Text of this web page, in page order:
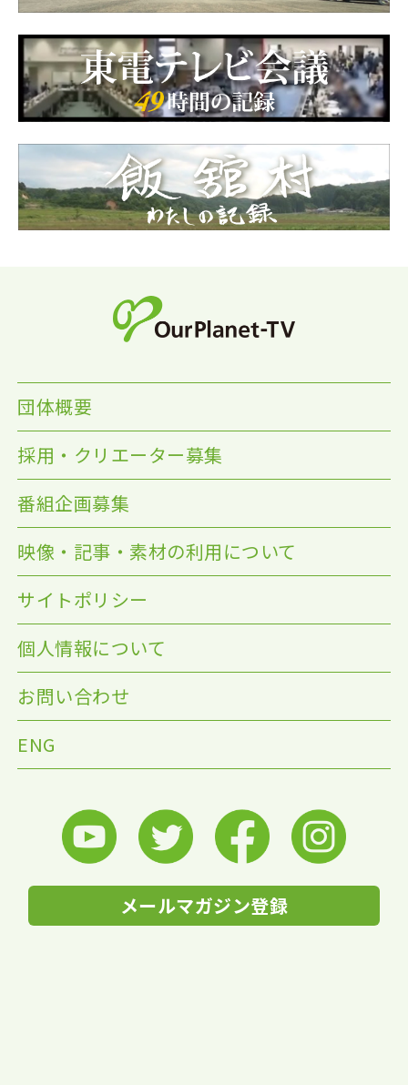
団体概要
採用・クリエーター募集
番組企画募集
映像・記事・素材の利用について
サイトポリシー
個人情報について
お問い合わせ
ENG
メールマガジン登録